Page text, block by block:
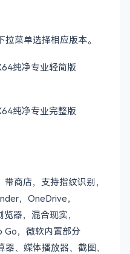
菜单选择相应版本。
纯净专业轻简版
纯净专业完整版
商店，支持指纹识别，
，OneDrive，
器，混合现实，
Go，微软内置部分
、媒体播放器、截图、